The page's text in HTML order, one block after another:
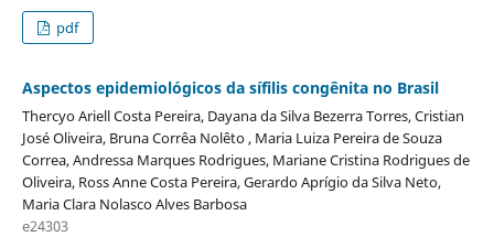
pdf
Aspectos epidemiológicos da sífilis congênita no Brasil
Thercyo Ariell Costa Pereira, Dayana da Silva Bezerra Torres, Cristian
José Oliveira, Bruna Corrêa Nolêto , Maria Luiza Pereira de Souza
Correa, Andressa Marques Rodrigues, Mariane Cristina Rodrigues de
Oliveira, Ross Anne Costa Pereira, Gerardo Aprígio da Silva Neto,
Maria Clara Nolasco Alves Barbosa
e24303